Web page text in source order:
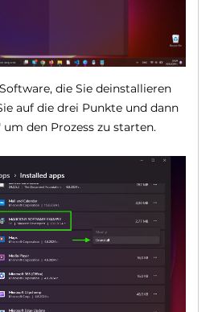
die Sie deinstallieren
auf die drei Punkte und dann
um den Prozess zu starten.